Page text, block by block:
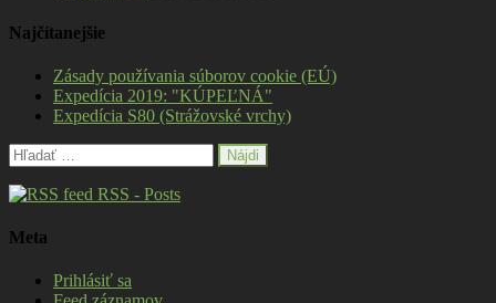
Najčítanejšie
Zásady používania súborov cookie (EÚ)
Expedícia 2019: "KÚPEĽNÁ"
Expedícia S80 (Strážovské vrchy)
Hľadať:
RSS - Posts
Meta
Prihlásiť sa